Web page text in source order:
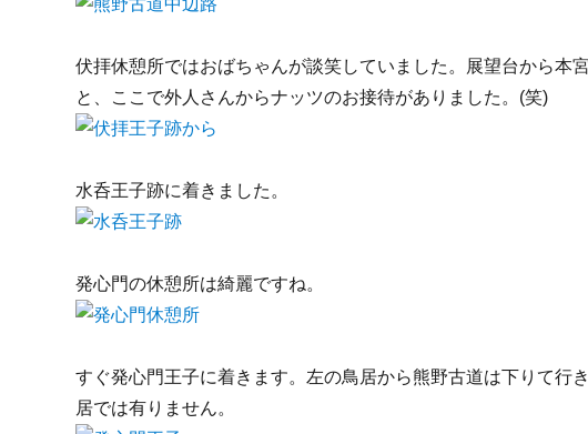
伏拝休憩所ではおばちゃんが談笑していました。展望台から本宮
と、ここで外人さんからナッツのお接待がありました。(笑)
水呑王子跡に着きました。
発心門の休憩所は綺麗ですね。
すぐ発心門王子に着きます。左の鳥居から熊野古道は下りて行
居では有りません。